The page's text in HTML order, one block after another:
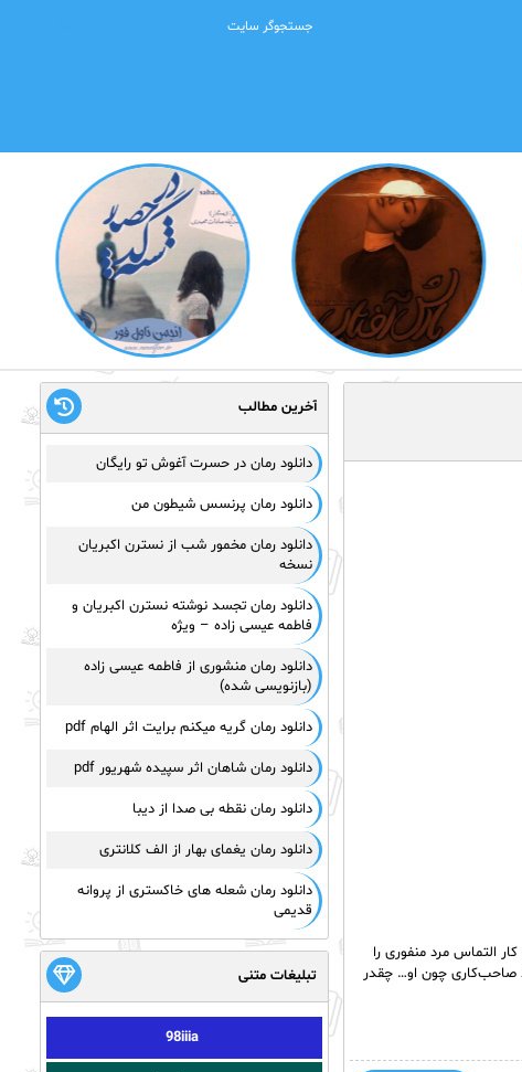
التماس مرد منفوری را
صاحب‌کاری چون او… چقدر
آخرین مطالب
دانلود رمان در حسرت آغوش تو رایگان
دانلود رمان پرنسس شیطون من
دانلود رمان مخمور شب از نسترن اکبریان
نسخه
دانلود رمان تجسد نوشته نسترن اکبریان و
فاطمه عیسی زاده – ویژه
دانلود رمان منشوری از فاطمه عیسی زاده
(بازنویسی شده)
دانلود رمان گریه میکنم برایت اثر الهام pdf
دانلود رمان شاهان اثر سپیده شهریور pdf
دانلود رمان نقطه بی صدا از دیبا
دانلود رمان یغمای بهار از الف کلانتری
دانلود رمان شعله های خاکستری از پروانه
قدیمی
تبلیغات متنی
98iiia